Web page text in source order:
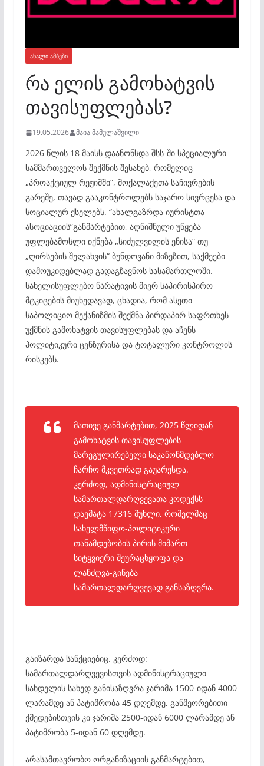
ᲐᲮᲐᲚᲘ ᲐᲛᲑᲔᲑᲘ
რა ელის გამოხატვის
თავისუფლებას?
19.05.2026 მაია მამულაშვილი
2026 წლის 18 მაისს დაანონსდა შსს-ში სპეციალური
სამმართველოს შექმნის შესახებ, რომელიც
„პროაქტიულ რეჟიმში“, მოქალაქეთა საჩივრების
გარეშე, თავად გააკონტროლებს საჯარო სივრცესა და
სოციალურ ქსელებს. “ახალგაზრდა იურისტთა
ასოციაციის”განმარტებით, აღნიშნული უწყება
უფლებამოსლი იქნება „სიძულვილის ენისა“ თუ
„ღირსების შელახვის“ ბუნდოვანი მიზეზით, საქმეები
დამოუკიდებლად გადაგზავნოს სასამართლოში.
სახელისუფლებო ნარატივის მიერ საპირისპირო
მტკიცების მიუხედავად, ცხადია, რომ ასეთი
საპოლიციო მექანიზმის შექმნა პირდაპირ საფრთხეს
უქმნის გამოხატვის თავისუფლებას და აჩენს
პოლიტიკური ცენზურისა და ტოტალური კონტროლის
რისკებს.
მათივე განმარტებით, 2025 წლიდან
გამოხატვის თავისუფლების
მარეგულირებელი საკანონმდებლო
ჩარჩო მკვეთრად გაუარესდა.
კერძოდ, ადმინისტრაციულ
სამართალდარღვევათა კოდექსს
დაემატა 17316 მუხლი, რომელმაც
სახელმწიფო-პოლიტიკური
თანამდებობის პირის მიმართ
სიტყვიერი შეურაცხყოფა და
ლანძღვა-გინება
სამართალდარღვევად განსაზღვრა.
გაიზარდა სანქციებიც. კერძოდ:
სამართალდარღვევისთვის ადმინისტრაციული
სახდელის სახედ განისაზღვრა ჯარიმა 1500-იდან 4000
ლარამდე ან პატიმრობა 45 დღემდე, განმეორებითი
ქმედებისთვის კი ჯარიმა 2500-იდან 6000 ლარამდე ან
პატიმრობა 5-იდან 60 დღემდე.
არასამთავრობო ორგანიზაციის განმარტებით,